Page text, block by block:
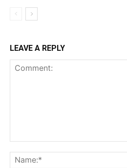
LEAVE A REPLY